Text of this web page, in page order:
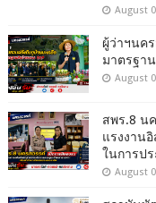
August
ผู้ว่าฯนค
มาตรฐา
August
สพร.8 น
แรงงาน
ในการป
August